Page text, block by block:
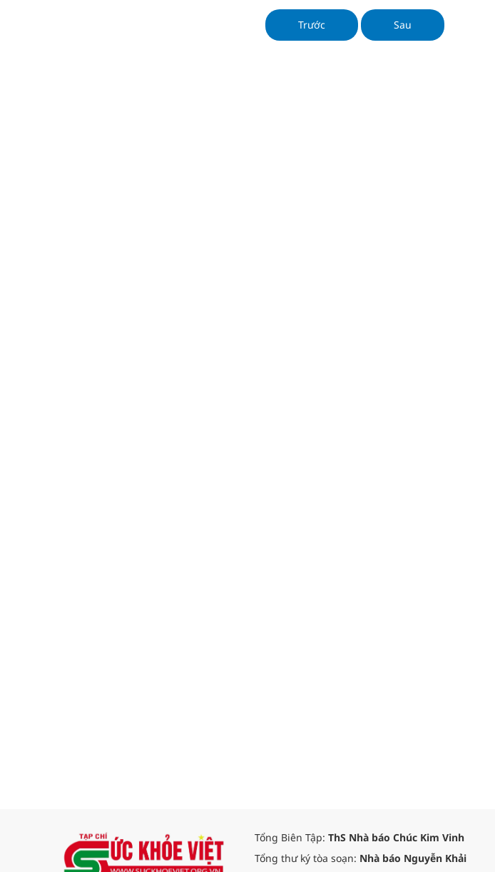
Xây dựng bản đồ mạng lưới cấp cứu ngoại viện toàn quốc
Trước Sau
Tổng Biên Tập: ThS Nhà báo Chúc Kim Vinh
Tổng thư ký tòa soạn: Nhà báo Nguyễn Khải